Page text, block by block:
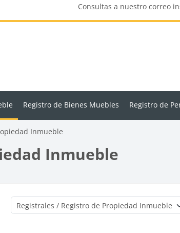
Consultas a nuestro correo
Registro de Bienes Muebles Registro de
Inmueble
Inmueble
Categorías